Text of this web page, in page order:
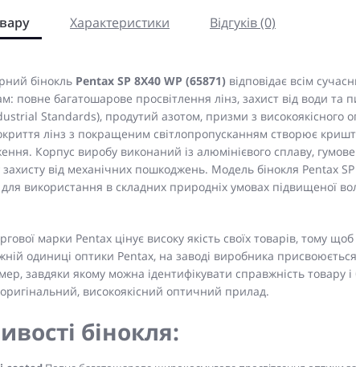
Характеристики Відгуків (0)
бінокль Pentax SP 8X40 WP (65871) відповідає всім
повне багатошарове просвітлення лінз, захист від води та
Standards), продутий азотом, призми з високоякісного
лінз з покращеним світлопропусканням створює
Корпус виробу виконаний із алюмінієвого сплаву,
від механічних пошкоджень. Модель бінокля Pentax
використання в складних природніх умовах підвищеної
марки Pentax цінує високу якість своїх товарів, тому
одиниці оптики Pentax, на заводі виробника
завдяки якому можна ідентифікувати справжність товару
високоякісний оптичний прилад.
бінокля: